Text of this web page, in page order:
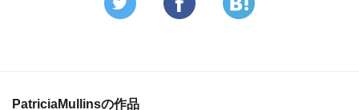
PatriciaMullinsの作品